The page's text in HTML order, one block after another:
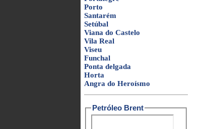
Porto
Santarém
Setúbal
Viana do Castelo
Vila Real
Viseu
Funchal
Ponta delgada
Horta
Angra do Heroísmo
Petróleo Brent